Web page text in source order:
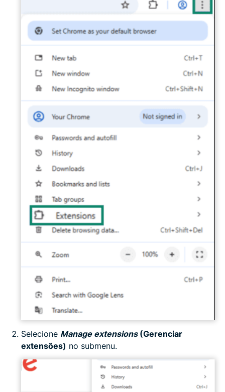
Selecione Manage extensions(Gerenciar
extensões) no submenu.